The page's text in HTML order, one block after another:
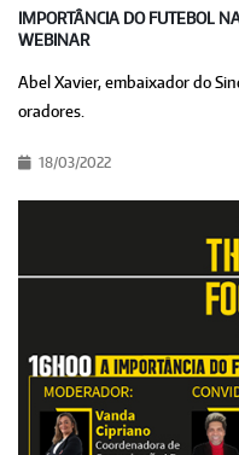
IMPORTÂNCIA DO FUTEBOL
WEBINAR
Abel Xavier, embaixador do
oradores.
18/03/2022